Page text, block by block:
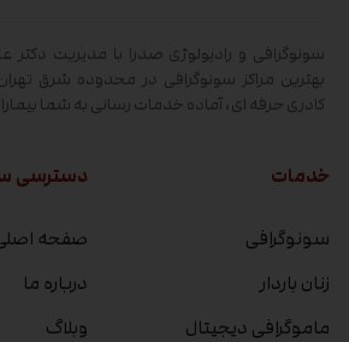
سونوگرافی و رادیولوژی صدرا با مدیریت دکتر
بهترین مراکز سونوگرافی در محدوده شرق
کادری حرفه ای، آماده خدمات رسانی به شما
خدمات
سونوگرافی
زنان باردار
ماموگرافی دیجیتال
دسترسی
صفحه
درباره ما
وبلاگ